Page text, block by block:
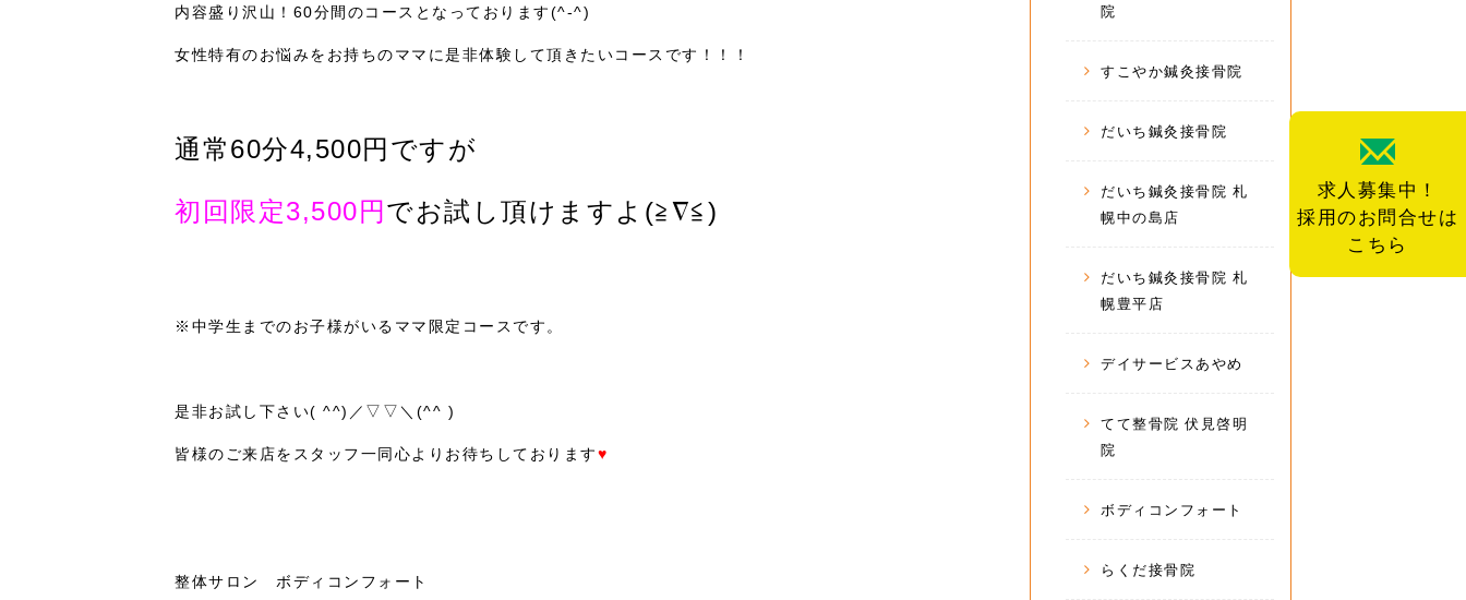
求人募集中！
採用のお問合せは
こちら
内容盛り沢山！60分間のコースとなっております(^-^)
女性特有のお悩みをお持ちのママに是非体験して頂きたいコースです！！！
通常60分4,500円ですが
初回限定3,500円 でお試し頂けますよ(≧∇≦)
※中学生までのお子様がいるママ限定コースです。
是非お試し下さい( ^^)／▽▽＼(^^ )
皆様のご来店をスタッフ一同心よりお待ちしております♥
整体サロン ボディコンフォート
院
すこやか鍼灸接骨院
だいち鍼灸接骨院
だいち鍼灸接骨院 札
幌中の島店
だいち鍼灸接骨院 札
幌豊平店
デイサービスあやめ
てて整骨院 伏見啓明
院
ボディコンフォート
らくだ接骨院